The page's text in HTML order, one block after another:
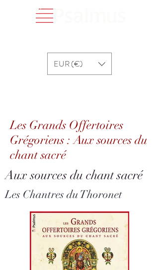
EUR (€)
Les Grands Offertoires
Grégoriens : Aux sources du
chant sacré
Aux sources du chant sacré
Les Chantres du Thoronet